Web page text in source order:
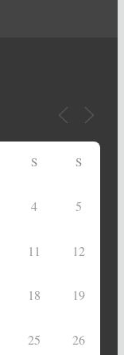
S S
4 5
11 12
18 19
25 26